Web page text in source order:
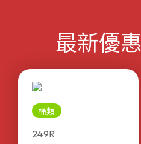
最新優惠
桶類
249R